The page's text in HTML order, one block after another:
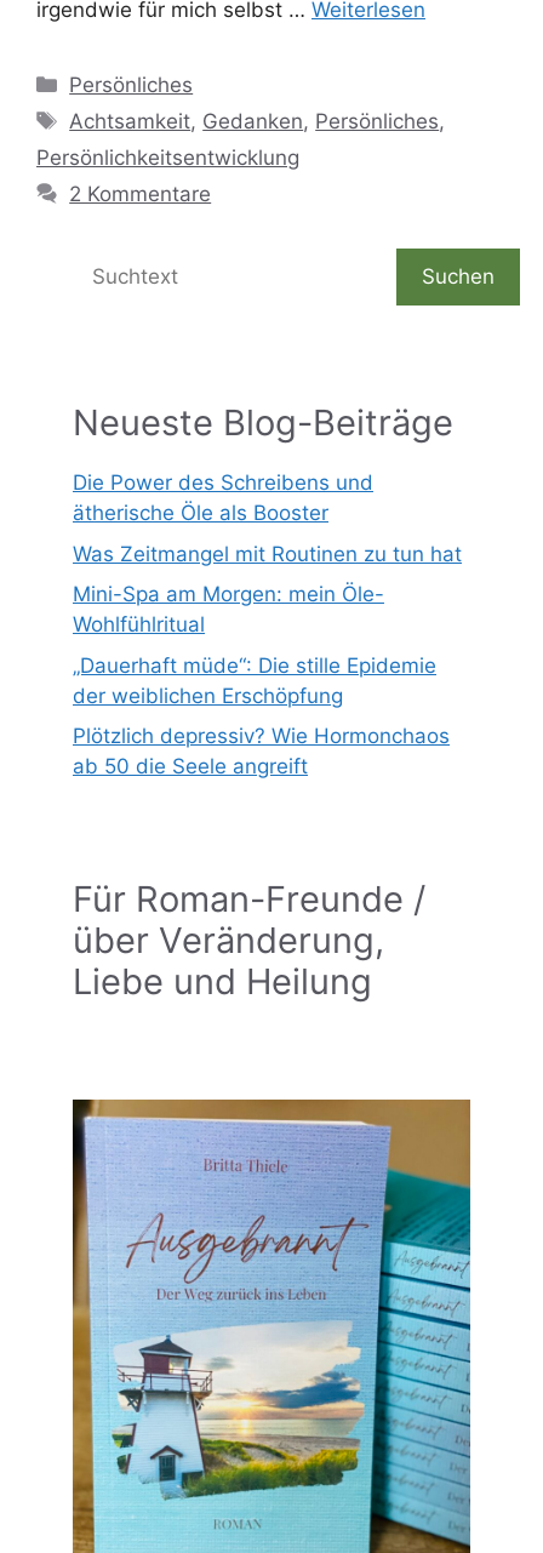
irgendwie für mich selbst … Weiterlesen
Kategorien
Persönliches
Schlagwörter
Achtsamkeit, Gedanken, Persönliches,
Persönlichkeitsentwicklung
2 Kommentare
Suchen
Suchen
Neueste Blog-Beiträge
Die Power des Schreibens und
ätherische Öle als Booster
Was Zeitmangel mit Routinen zu tun hat
Mini-Spa am Morgen: mein Öle-
Wohlfühlritual
„Dauerhaft müde“: Die stille Epidemie
der weiblichen Erschöpfung
Plötzlich depressiv? Wie Hormonchaos
ab 50 die Seele angreift
Für Roman-Freunde /
über Veränderung,
Liebe und Heilung